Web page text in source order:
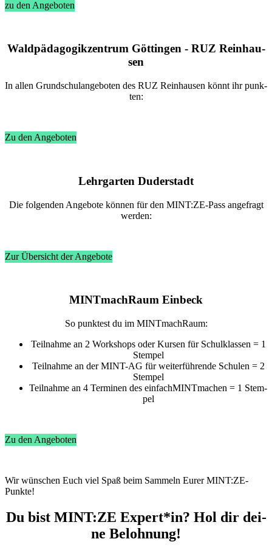
zu den Angeboten
Wald­päd­ago­gik­zen­trum Göt­tin­gen - RUZ Rein­hau­
sen
In al­len Grund­schul­an­ge­bo­ten des RUZ Rein­hau­sen könnt ihr punk­
ten:
Zu den Angeboten
Lehr­gar­ten Du­der­stadt
Die fol­gen­den An­ge­bo­te kön­nen für den MINT:ZE-Pass an­ge­fragt
wer­den:
Zur Übersicht der Angebote
MINT­mach­Raum Ein­beck
So punk­test du im MINT­mach­Raum:
Teil­nah­me an 2 Work­shops oder Kur­sen für Schul­klas­sen = 1
Stem­pel
Teil­nah­me an der MINT-AG für wei­ter­füh­ren­de Schu­len = 2
Stem­pel
Teil­nah­me an 4 Ter­mi­nen des ein­fach­MINT­ma­chen = 1 Stem­
pel
Zu den Angeboten
Wir wünschen Euch viel Spaß beim Sammeln Eurer MINT:ZE-
Punkte!
Du bist MINT:ZE Ex­pert*in? Hol dir dei­
ne Be­loh­nung!